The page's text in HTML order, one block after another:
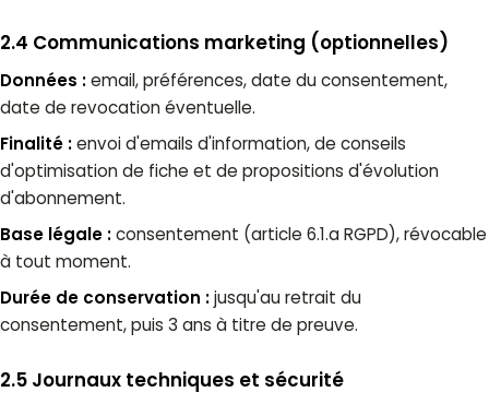
2.4 Communications marketing (optionnelles)
Données :email, préférences, date du consentement,
date de revocation éventuelle.
Finalité :envoi d'emails d'information, de conseils
d'optimisation de fiche et de propositions d'évolution
d'abonnement.
Base légale :consentement (article 6.1.a RGPD), révocable
à tout moment.
Durée de conservation :jusqu'au retrait du
consentement, puis 3 ans à titre de preuve.
2.5 Journaux techniques et sécurité